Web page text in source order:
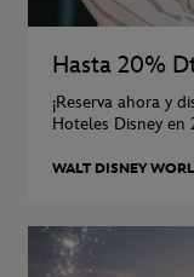
Hasta 20%
¡Reserva ahora y
Hoteles Disney en
WALT DISNEY